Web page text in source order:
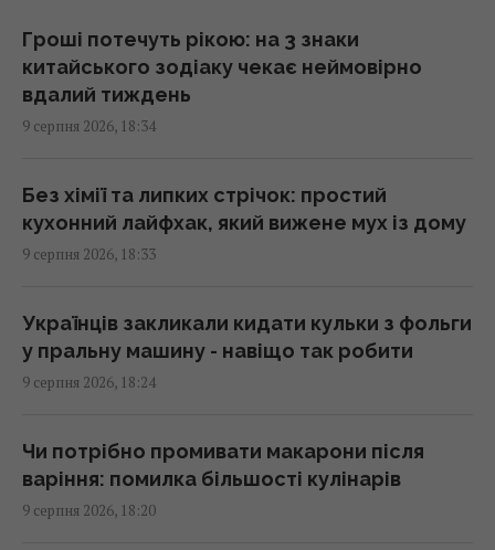
віком у тисячі років: чому він не псується
17:34 неділя, 09 серпня 2026
Україна з прохача допомоги
США, - The Atlantic
17:31 неділя, 09 серпня 2026
бутерброд: експерти дали несподівану
відповідь
17:29 неділя, 09 серпня 2026
У 1946 році люди послали сигнал на Місяць:
відповідь прийшла через 2,5 секунди
17:28 неділя, 09 серпня 2026
Гроші потечуть рікою: на 3 знаки
китайського зодіаку чекає неймовірно
вдалий тиждень
9 серпня 2026, 18:34
Без хімії та липких стрічок: простий
кухонний лайфхак, який вижене мух із дому
9 серпня 2026, 18:33
Українців закликали кидати кульки з фольги
у пральну машину - навіщо так робити
9 серпня 2026, 18:24
Чи потрібно промивати макарони після
варіння: помилка більшості кулінарів
9 серпня 2026, 18:20